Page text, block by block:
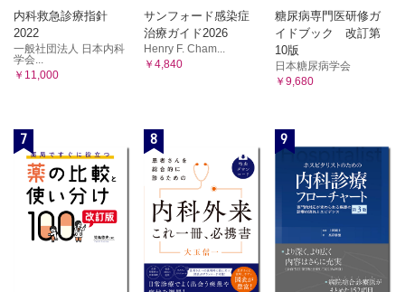
実）
急性膵炎（下釜翼）
慢性膵炎（下釜翼）
膵囊胞性疾患（下釜翼）
【内科】（下釜翼）
11章 消化器で知っておきたい薬剤
久保健太郎
消化器で知っておきたい薬剤
【ドクターがずばり答える！ナースのギモン】
内科救急診療指針
2022
一般社団法人 日本内科
学会...
￥11,000
サンフォード感染症
治療ガイド2026
Henry F. Cham...
￥4,840
糖尿病専門医研修ガ
イドブック 改訂第
10版
日本糖尿病学会
￥9,680
7 8 9